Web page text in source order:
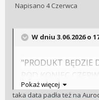
Napisano 4 Czerwca
W dniu 3.06.2026 o
"PRODUKT BĘDZIE
POD KONIEC
prawdopodobne
Pokaż więcej
taka data padła też na